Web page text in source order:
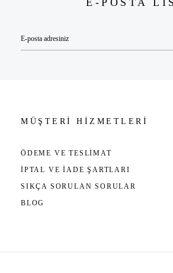
E-POSTA
MÜŞTERİ HİZMETLERİ
ÖDEME VE TESLİMAT
İPTAL VE İADE ŞARTLARI
SIKÇA SORULAN SORULAR
BLOG